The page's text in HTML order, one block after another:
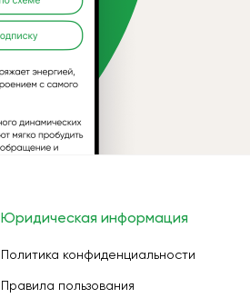
Юридическая информация
Политика конфиденциальности
Правила пользования